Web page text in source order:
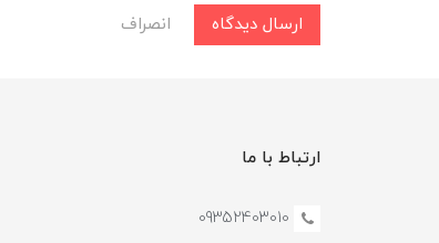
ارسال دیدگاه انصراف
ارتباط با ما
09352403010